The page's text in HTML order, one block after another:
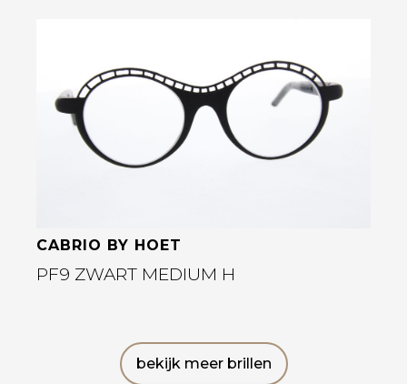
Bekijk deze bril
CABRIO BY HOET
PF9 ZWART MEDIUM H
bekijk meer brillen